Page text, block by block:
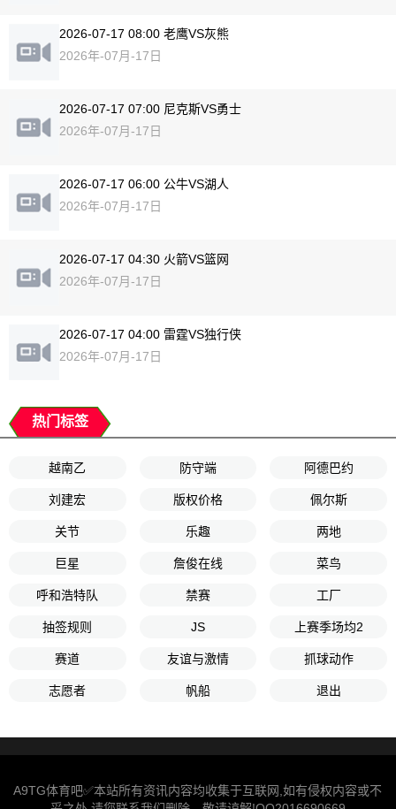
2026-07-17 08:00 老鹰VS灰熊
2026年-07月-17日
2026-07-17 07:00 尼克斯VS勇士
2026年-07月-17日
2026-07-17 06:00 公牛VS湖人
2026年-07月-17日
2026-07-17 04:30 火箭VS篮网
2026年-07月-17日
2026-07-17 04:00 雷霆VS独行侠
2026年-07月-17日
热门标签
越南乙 防守端 阿德巴约
刘建宏 版权价格 佩尔斯
关节 乐趣 两地
巨星 詹俊在线 菜鸟
呼和浩特队 禁赛 工厂
抽签规则 JS 上赛季场均2
赛道 友谊与激情 抓球动作
志愿者 帆船 退出
A9TG体育吧✅本站所有资讯内容均收集于互联网,如有侵权内容或不